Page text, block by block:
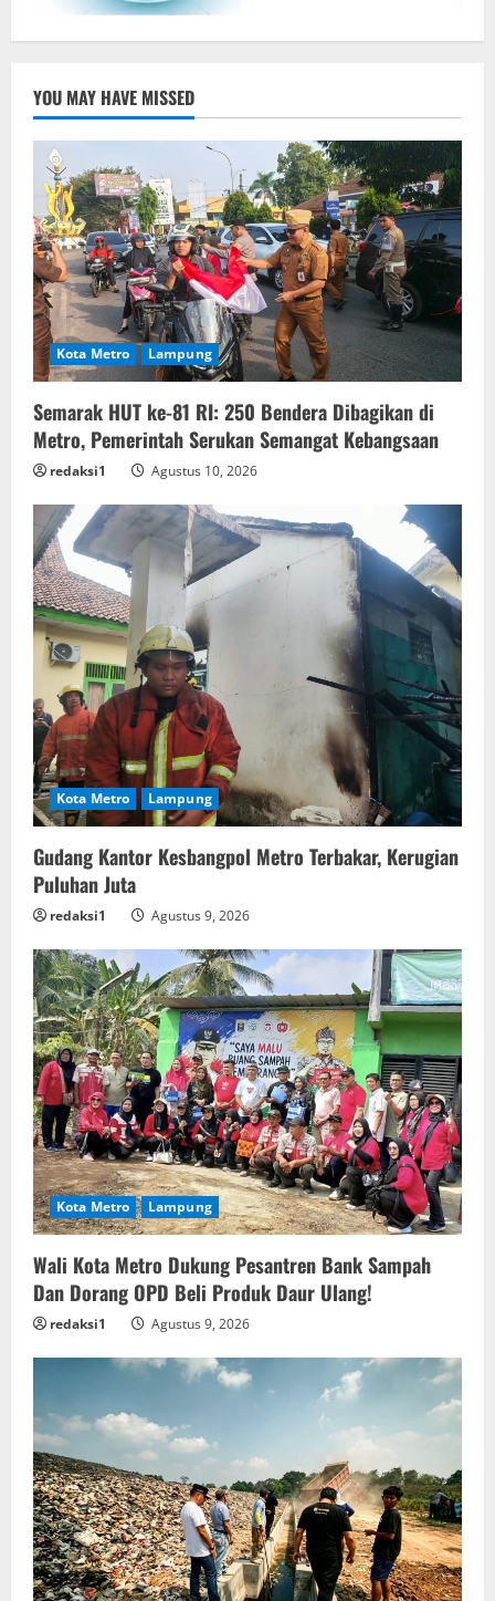
YOU MAY HAVE MISSED
Kota Metro Lampung
Semarak HUT ke-81 RI: 250 Bendera Dibagikan di
Metro, Pemerintah Serukan Semangat Kebangsaan
redaksi1 Agustus 10, 2026
Kota Metro Lampung
Gudang Kantor Kesbangpol Metro Terbakar, Kerugian
Puluhan Juta
redaksi1 Agustus 9, 2026
Kota Metro Lampung
Wali Kota Metro Dukung Pesantren Bank Sampah
Dan Dorang OPD Beli Produk Daur Ulang!
redaksi1 Agustus 9, 2026